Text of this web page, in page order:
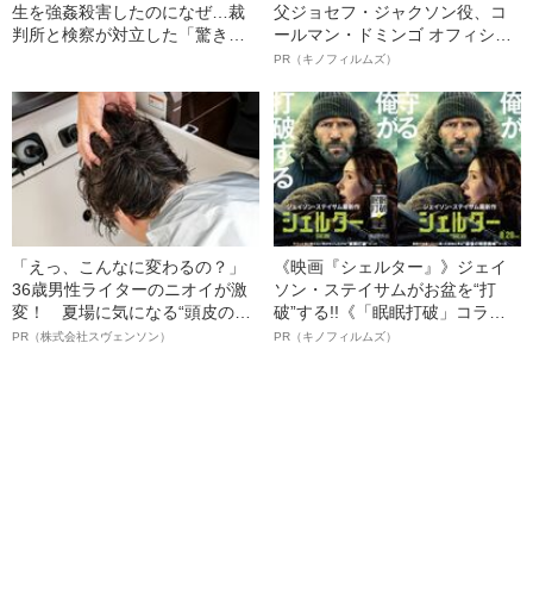
生を強姦殺害したのになぜ…裁
判所と検察が対立した「驚きの
父ジョセフ・ジャクソン役、コ
ールマン・ドミンゴ オフィシャ
ルインタビュー“観客を魅了した
語る”《日本興収70億円突破》
PR（キノフィルムズ）
「えっ、こんなに変わるの？」
36歳男性ライターのニオイが激
変！ 夏場に気になる“頭皮のニ
オイ”や“ベタつき”を解消す
PR（株式会社スヴェンソン）
《映画『シェルター』》ジェイ
ソン・ステイサムがお盆を“打
破”する!!《「眠眠打破」コラ
ボ》
PR（キノフィルムズ）